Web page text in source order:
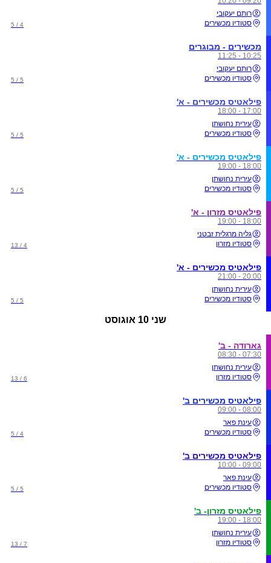
רותם יעקובי
סטודיו מכשירים
4 / 5
מכשירים - מבוגרים
10:25 - 11:25
רותם יעקובי
סטודיו מכשירים
5 / 5
פילאטיס מכשירים - א'
17:00 - 18:00
עירית נחושתן
סטודיו מכשירים
5 / 5
פילאטיס מכשירים - א'
18:00 - 19:00
עירית נחושתן
סטודיו מכשירים
5 / 5
פילאטיס מזרון - א'
18:00 - 19:00
גליה מרגלית זבטני
סטודיו מזרון
4 / 13
פילאטיס מכשירים - א'
20:00 - 21:00
עירית נחושתן
סטודיו מכשירים
5 / 5
שני 10 אוגוסט
גארודה - ב'
07:30 - 08:30
עירית נחושתן
סטודיו מזרון
6 / 13
פילאטיס מכשירים ב'
08:00 - 09:00
עינת פאר
סטודיו מכשירים
4 / 5
פילאטיס מכשירים ב'
09:00 - 10:00
עינת פאר
סטודיו מכשירים
5 / 5
פילאטיס מזרון- ב'
18:00 - 19:00
עירית נחושתן
סטודיו מזרון
7 / 13